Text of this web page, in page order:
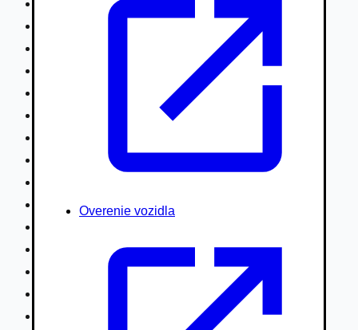
Overenie vozidla
Nákladné vozidlá nad 7,5t
Vodné/Snežné skútre, štvorkolky
Poľnohospodárske vozidlá / stroje
Hydraulické ruky autožeriavy
Špeciály/nosiče kontajnerov
Návesy/prívesy nadstavby
Lode/člny, lietadlá/vznášadlá